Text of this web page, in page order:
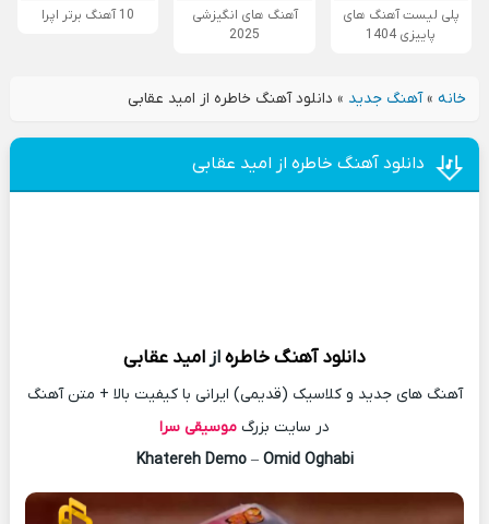
پلی لیست آهنگ های
پاییزی 1404
آهنگ های انگیزشی
2025
10 آهنگ برتر اپرا
خانه»آهنگ جدید » دانلود آهنگ خاطره از امید عقابی
دانلود آهنگ خاطره از امید عقابی
دانلود آهنگخاطرهازامید عقابی
آهنگ های جدید و کلاسیک (قدیمی) ایرانی با کیفیت بالا + متن آهنگ
در سایت بزرگ موسیقی سرا
Khatereh Demo– Omid Oghabi